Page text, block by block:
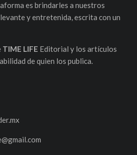
es brindarles a nuestros
y entretenida, escrita con un
TIME LIFE Editorial y los artículos
de quien los publica.